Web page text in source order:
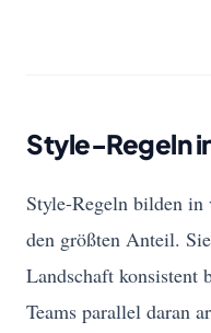
Style-Regeln
Style-Regeln bilden
den größten Anteil.
Landschaft konsistent
Teams parallel daran